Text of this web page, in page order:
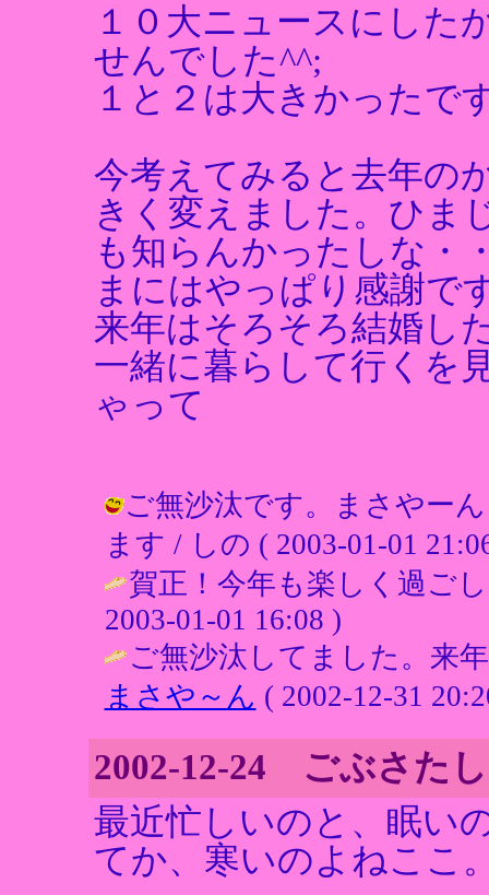
１０大ニュースにした
せんでした^^;
１と２は大きかったで
今考えてみると去年の
きく変えました。ひま
も知らんかったしな・
まにはやっぱり感謝で
来年はそろそろ結婚し
一緒に暮らして行くを
ゃって
ご無沙汰です。まさやー
ます / しの ( 2003-01-01
賀正！今年も楽しく過ご
2003-01-01 16:08 )
ご無沙汰してました。来
まさや～ん ( 2002-12-31
2002-12-24 ごぶさた
最近忙しいのと、眠い
てか、寒いのよねここ